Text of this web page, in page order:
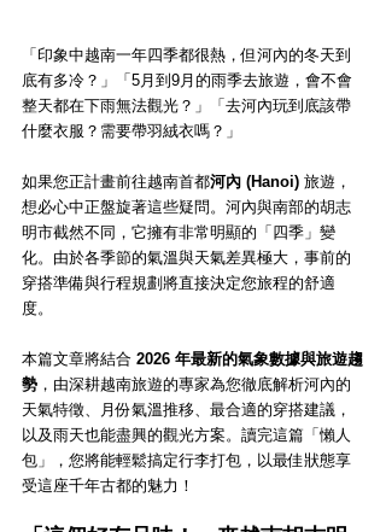
「印象中越南一年四季都很熱，但河內的冬天到
底有多冷？」「5月到9月的雨季去旅遊，會不會
整天都在下雨無法觀光？」「去河內玩到底該帶
什麼衣服？需要帶羽絨衣嗎？」
如果您正計畫前往越南首都河內 (Hanoi) 旅遊，
想必心中正盤旋著這些疑問。河內與南部的胡志
明市截然不同，它擁有非常明顯的「四季」變
化。由於各季節的氣溫與天氣差異極大，事前的
穿搭準備與行程規劃將直接決定您旅程的舒適
度。
本篇文章將結合 2026 年最新的氣象數據與旅遊趨
勢 ，由深耕越南旅遊的專家為您徹底解析河內的
天氣特徵、月份氣溫推移、最合適的穿搭建議，
以及雨天也能盡興的觀光方案。讀完這篇「懶人
包」，您將能輕鬆搞定行李打包，以最佳狀態享
受這座千年古都的魅力！